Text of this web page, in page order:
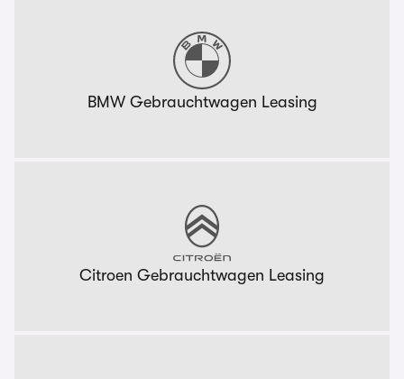
BMW Gebrauchtwagen Leasing
Citroen Gebrauchtwagen Leasing